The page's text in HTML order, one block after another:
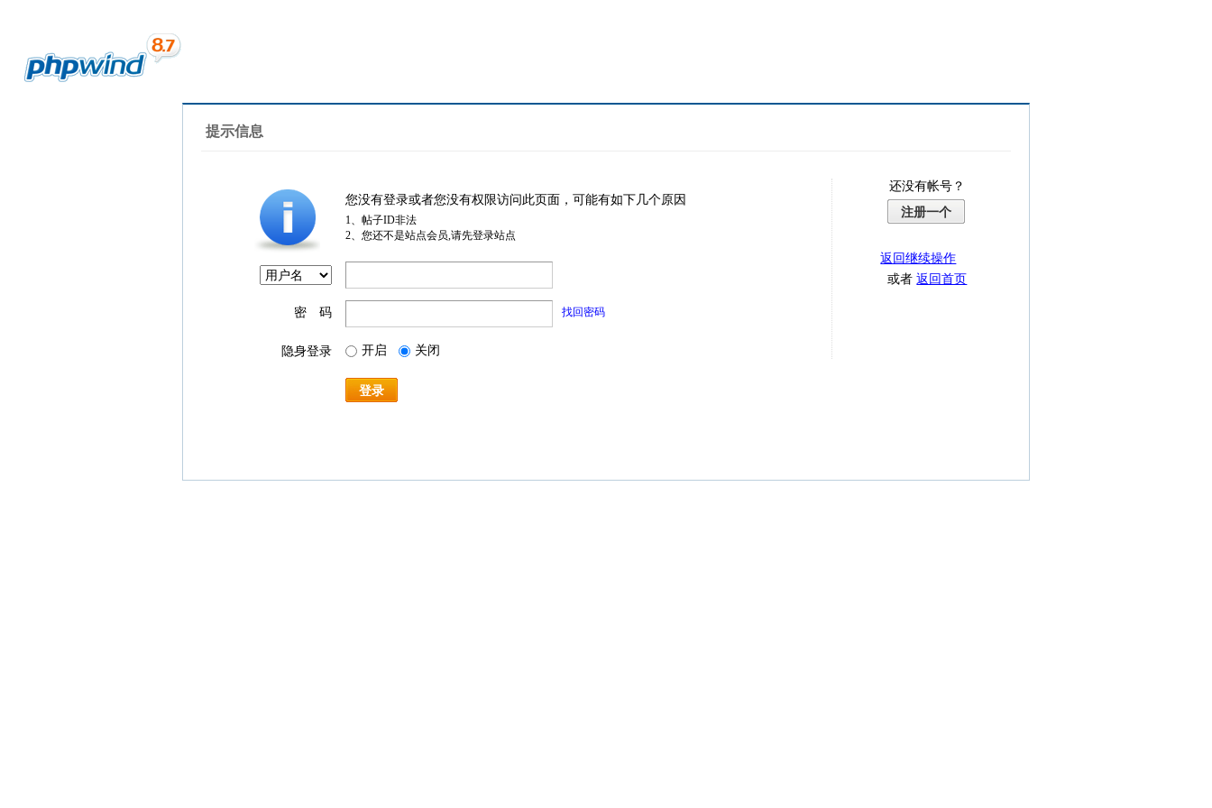
提示信息
您没有登录或者您没有权限访问此页面，可能有如下几个原因
1、帖子ID非法
2、您还不是站点会员,请先登录站点
密 码 找回密码
隐身登录 开启 关闭
登录
还没有帐号？
注册一个
返回继续操作
或者返回首页